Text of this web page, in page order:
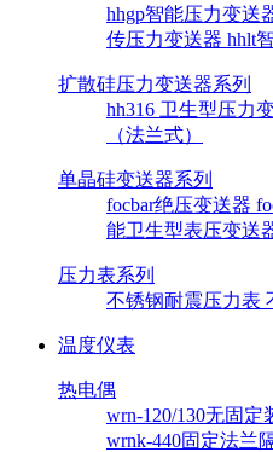
hhgp智能压力变送
传压力变送器 hhlt
扩散硅压力变送器系列
hh316 卫生型压力
（法兰式）
单晶硅变送器系列
focbar绝压变送器
能卫生型表压变送
压力表系列
不锈钢耐震压力表
温度仪表
热电偶
wrn-120/130无固
wrnk-440固定法兰